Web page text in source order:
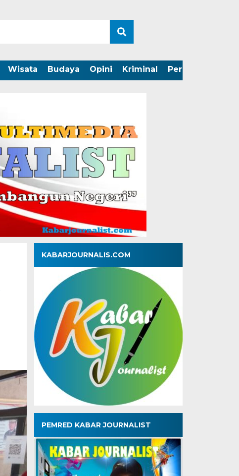
Wisata Budaya Opini Kriminal Peristiwa
KABARJOURNALIS.COM
PEMRED KABAR JOURNALIST